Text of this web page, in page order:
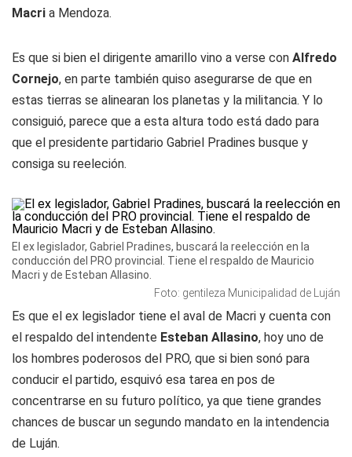
Macri a Mendoza.
Es que si bien el dirigente amarillo vino a verse con Alfredo
Cornejo, en parte también quiso asegurarse de que en
estas tierras se alinearan los planetas y la militancia. Y lo
consiguió, parece que a esta altura todo está dado para
que el presidente partidario Gabriel Pradines busque y
consiga su reeleción.
El ex legislador, Gabriel Pradines, buscará la reelección en la
conducción del PRO provincial. Tiene el respaldo de Mauricio
Macri y de Esteban Allasino.
Foto: gentileza Municipalidad de Luján
Es que el ex legislador tiene el aval de Macri y cuenta con
el respaldo del intendente Esteban Allasino, hoy uno de
los hombres poderosos del PRO, que si bien sonó para
conducir el partido, esquivó esa tarea en pos de
concentrarse en su futuro político, ya que tiene grandes
chances de buscar un segundo mandato en la intendencia
de Luján.